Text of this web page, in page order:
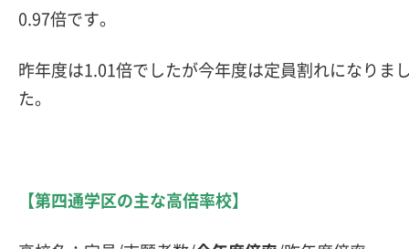
0.97倍です。
昨年度は1.01倍でしたが今年度は定員割れになりま
た。
【第四通学区の主な高倍率校】